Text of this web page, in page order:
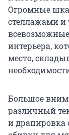
Огромные
стеллажами
интерьера,
место,
Большое
различный
и драпировка